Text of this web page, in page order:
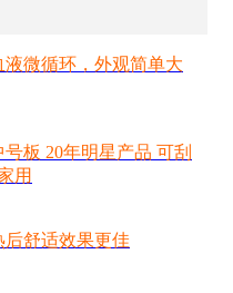
液微循环，外观简单大
号板 20年明星产品 可刮
用
后舒适效果更佳